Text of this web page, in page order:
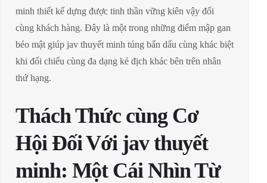
minh thiết kế dựng được tinh thần vững kiên vậy đối
cùng khách hàng. Đây là một trong những điểm mập gan
béo mật giúp jav thuyết minh túng bấn dấu cùng khác biệt
khi đối chiếu cùng đa dạng kẻ địch khác bên trên nhân
thứ hạng.
Thách Thức cùng Cơ
Hội Đối Với jav thuyết
minh: Một Cái Nhìn Từ